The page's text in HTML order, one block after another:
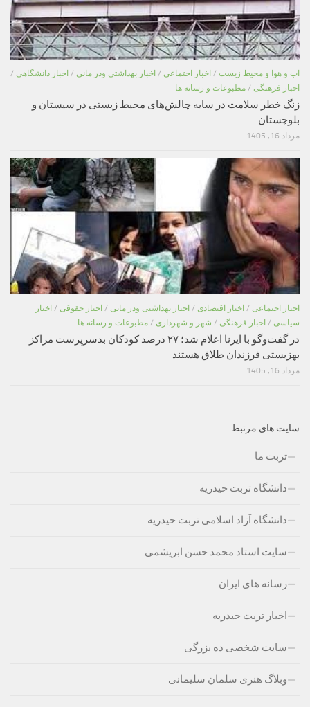
اب و هوا و محیط زیست / اخبار اجتماعی / اخبار بهداشتی ودر مانی / اخبار دانشگاهی /
اخبار فرهنگی / مطبوعات و رسانه ها
زنگ خطر سلامت در سایه چالش‌های محیط زیستی در سیستان و
بلوچستان
مرداد 16, 1405
اخبار اجتماعی / اخبار اقتصادی / اخبار بهداشتی ودر مانی / اخبار حقوقی / اخبار
سیاسی / اخبار فرهنگی / شهر و شهرداری / مطبوعات و رسانه ها
در گفت‌وگو با ایرنا اعلام شد؛ ۲۷ درصد کودکان بدسرپرست مراکز
بهزیستی فرزندان طلاق هستند
مرداد 16, 1405
سایت های مرتبط
تربت ما
دانشگاه تربت حیدریه
دانشگاه آزاد اسلامی تربت حیدریه
سایت استاد محمد حسن ابریشمی
رسانه های ایران
اخبار تربت حیدریه
سایت شخصی ده بزرگی
وبلاگ هنری سلمان سلیمانی